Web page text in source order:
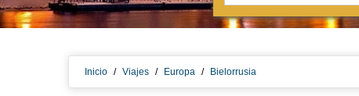
Inicio / Viajes / Europa / Bielorrusia